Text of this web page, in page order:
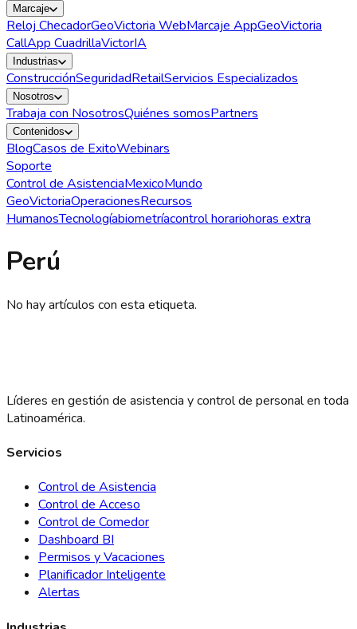
Marcaje
Reloj ChecadorGeoVictoria WebMarcaje AppGeoVictoria
CallApp CuadrillaVictorIA
Industrias
ConstrucciónSeguridadRetailServicios Especializados
Nosotros
Trabaja con NosotrosQuiénes somosPartners
Contenidos
BlogCasos de ExitoWebinars
Soporte
Control de AsistenciaMexicoMundo
GeoVictoriaOperacionesRecursos
HumanosTecnologíabiometríacontrol horariohoras extra
Perú
No hay artículos con esta etiqueta.
Líderes en gestión de asistencia y control de personal en toda
Latinoamérica.
Servicios
Control de Asistencia
Control de Acceso
Control de Comedor
Dashboard BI
Permisos y Vacaciones
Planificador Inteligente
Alertas